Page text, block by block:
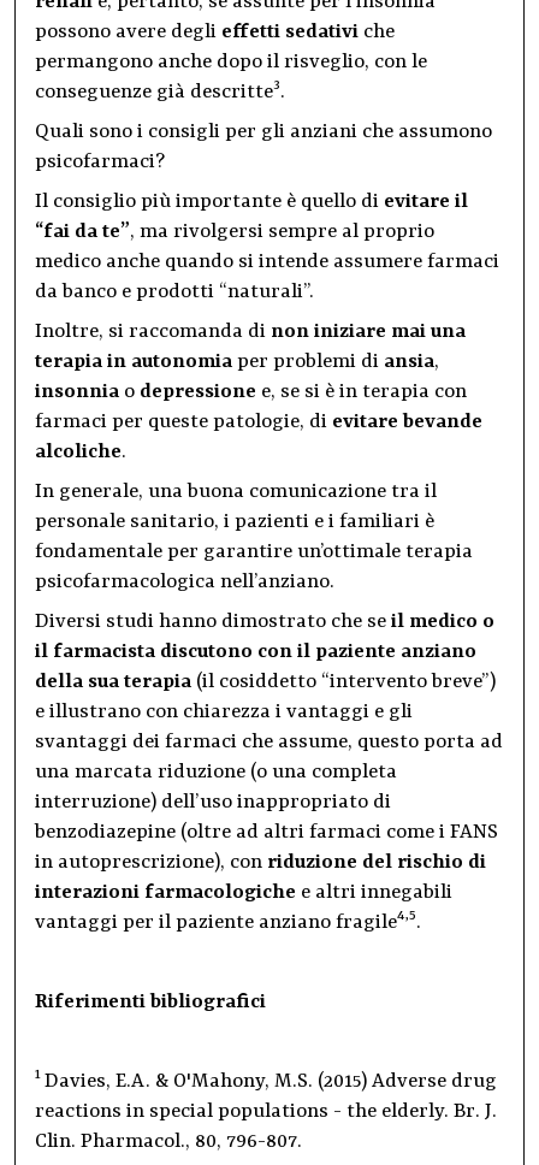
possono avere degli effetti sedativi che
permangono anche dopo il risveglio, con le
conseguenze già descritte3.
Quali sono i consigli per gli anziani che assumono
psicofarmaci?
Il consiglio più importante è quello di evitare il
“fai da te”, ma rivolgersi sempre al proprio
medico anche quando si intende assumere farmaci
da banco e prodotti “naturali”.
Inoltre, si raccomanda di non iniziare mai una
terapia in autonomia per problemi di ansia,
insonnia o depressione e, se si è in terapia con
farmaci per queste patologie, di evitare bevande
alcoliche.
In generale, una buona comunicazione tra il
personale sanitario, i pazienti e i familiari è
fondamentale per garantire un’ottimale terapia
psicofarmacologica nell’anziano.
Diversi studi hanno dimostrato che se il medico o
il farmacista discutono con il paziente anziano
della sua terapia (il cosiddetto “intervento breve”)
e illustrano con chiarezza i vantaggi e gli
svantaggi dei farmaci che assume, questo porta ad
una marcata riduzione (o una completa
interruzione) dell’uso inappropriato di
benzodiazepine (oltre ad altri farmaci come i FANS
in autoprescrizione), con riduzione del rischio di
interazioni farmacologiche e altri innegabili
vantaggi per il paziente anziano fragile4,5.
Riferimenti bibliografici
1 Davies, E.A. & O'Mahony, M.S. (2015) Adverse drug
reactions in special populations - the elderly. Br. J.
Clin. Pharmacol., 80, 796-807.